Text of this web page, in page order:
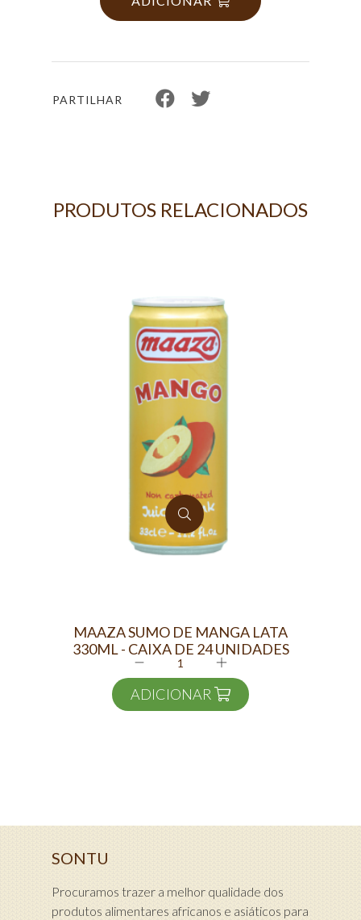
PARTILHAR
PRODUTOS RELACIONADOS
MAAZA SUMO DE MANGA LATA
330ML - CAIXA DE 24 UNIDADES
ADICIONAR
SONTU
Procuramos trazer a melhor qualidade dos
produtos alimentares africanos e asiáticos para